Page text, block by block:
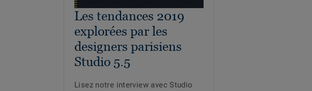
Les tendances 2019
explorées par les
designers parisiens
Studio 5.5
Lisez notre interview avec Studio